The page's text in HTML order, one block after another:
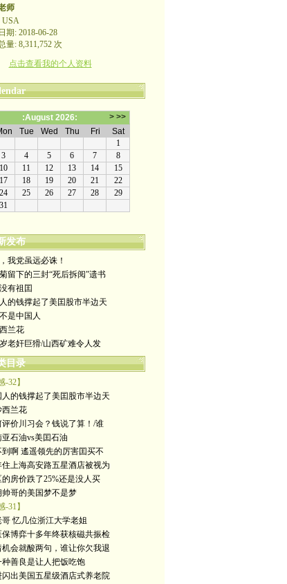
师
USA
期: 2018-06-28
量: 8,311,752 次
点击查看我的个人资料
发布
我党虽远必诛！
留下的三封“死后拆阅”遗书
有祖囯
的钱撑起了美囯股市半边天
是中国人
兰花
岁老奸巨猾/山西矿难令人发
目录
-32】
人的钱撑起了美囯股市半边天
西兰花
评价川习会？钱说了算！/谁
亚石油vs美囯石油
到啊 遙遥领先的厉害囯买不
住上海高安路五星酒店被视为
的房价跌了25%还是没人买
帅哥的美国梦不是梦
-31】
哥 忆几位浙江大学老姐
保博弈十多年终获核磁共振检
机会就酸两句，谁让你欠我退
种善良是让人把饭吃饱
闪出美国五星级酒店式养老院